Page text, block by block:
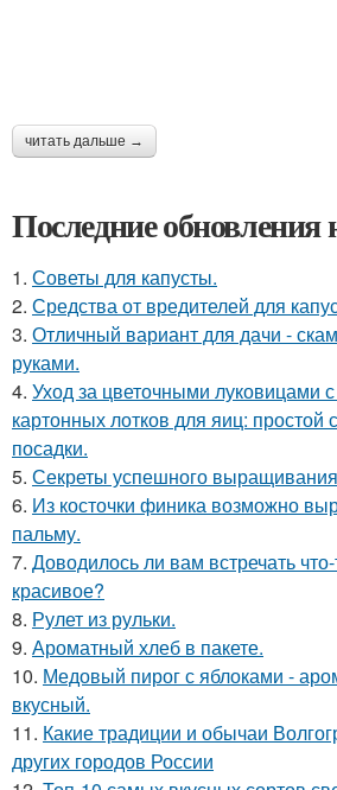
читать дальше →
Последние обновления
1. Советы для капусты.
2. Средства от вредителей для
3. Отличный вариант для дачи -
руками.
4. Уход за цветочными луковицами
картонных лотков для яиц: простой
посадки.
5. Секреты успешного выращивания
6. Из косточки финика возможно
пальму.
7. Доводилось ли вам встречать
красивое?
8. Рулет из рульки.
9. Ароматный хлеб в пакете.
10. Медовый пирог с яблоками -
вкусный.
11. Какие традиции и обычаи
других городов России